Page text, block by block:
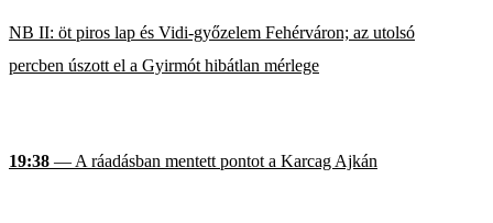
NB II: öt piros lap és Vidi-győzelem Fehérváron; az utolsó
percben úszott el a Gyirmót hibátlan mérlege
19:38 — A ráadásban mentett pontot a Karcag Ajkán